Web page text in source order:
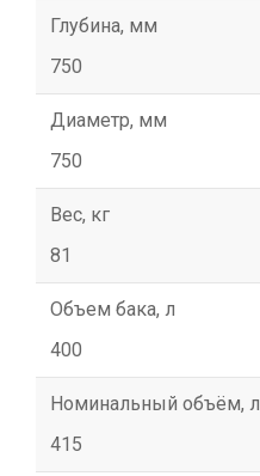
Глубина, мм
750
Диаметр, мм
750
Вес, кг
81
Объем бака, л
400
Номинальный объём, л
415